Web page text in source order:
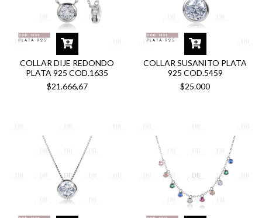
COLLAR DIJE REDONDO
PLATA 925 COD.1635
$21.666,67
COLLAR SUSANITO PLATA
925 COD.5459
$25.000